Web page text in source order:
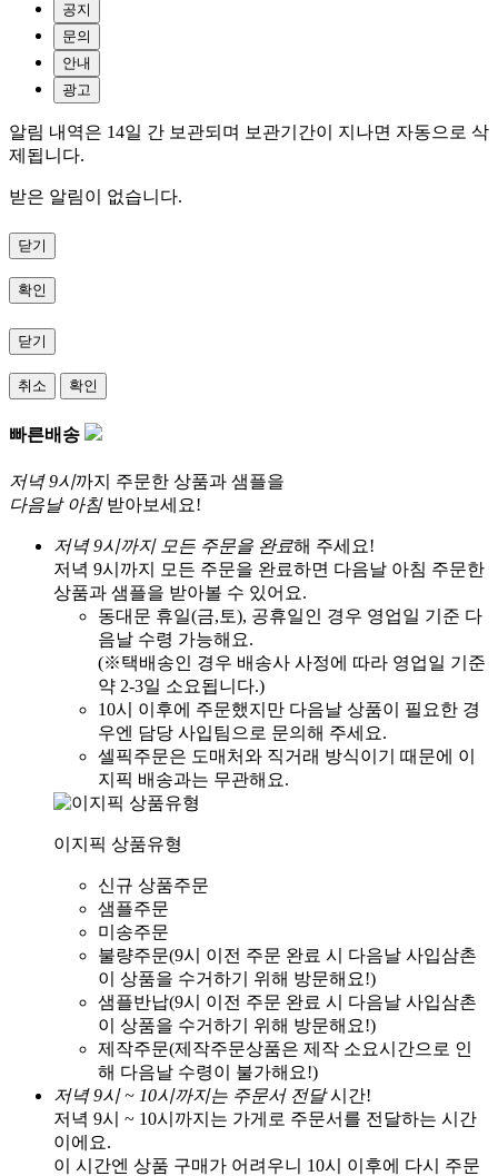
공지
문의
안내
광고
알림 내역은 14일 간 보관되며 보관기간이 지나면 자동으로 삭
제됩니다.
받은 알림이 없습니다.
닫기
확인
닫기
취소 확인
빠른배송
저녁 9시까지 주문한 상품과 샘플을
다음날 아침받아보세요!
저녁 9시까지 모든 주문을 완료해 주세요!
저녁 9시까지 모든 주문을 완료하면 다음날 아침 주문한
상품과 샘플을 받아볼 수 있어요.
동대문 휴일(금,토), 공휴일인 경우 영업일 기준 다
음날 수령 가능해요.
(※택배송인 경우 배송사 사정에 따라 영업일 기준
약 2-3일 소요됩니다.)
10시 이후에 주문했지만 다음날 상품이 필요한 경
우엔 담당 사입팀으로 문의해 주세요.
셀픽주문은 도매처와 직거래 방식이기 때문에 이
지픽 배송과는 무관해요.
이지픽 상품유형
신규 상품주문
샘플주문
미송주문
불량주문(9시 이전 주문 완료 시 다음날 사입삼촌
이 상품을 수거하기 위해 방문해요!)
샘플반납(9시 이전 주문 완료 시 다음날 사입삼촌
이 상품을 수거하기 위해 방문해요!)
제작주문(제작주문상품은 제작 소요시간으로 인
해 다음날 수령이 불가해요!)
저녁 9시 ~ 10시까지는 주문서 전달시간!
저녁 9시 ~ 10시까지는 가게로 주문서를 전달하는 시간
이에요.
이 시간엔 상품 구매가 어려우니 10시 이후에 다시 주문